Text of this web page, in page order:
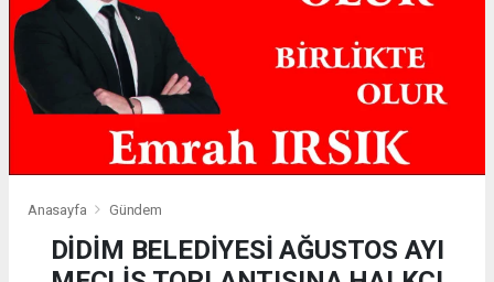
Anasayfa Gündem
DİDİM BELEDİYESİ AĞUSTOS AYI